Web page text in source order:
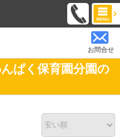
お問合せ
ぱく保育園分園の